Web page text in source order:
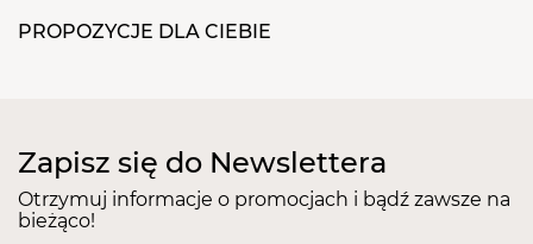
kształtowania paznokcia, bardzo twardy i
również do żłobienia nowej linii uśmiechu w
paznokciu.
PROPOZYCJE DLA CIEBIE
Zapisz się do Newslettera
Otrzymuj informacje o promocjach i bądź zawsze na
bieżąco!